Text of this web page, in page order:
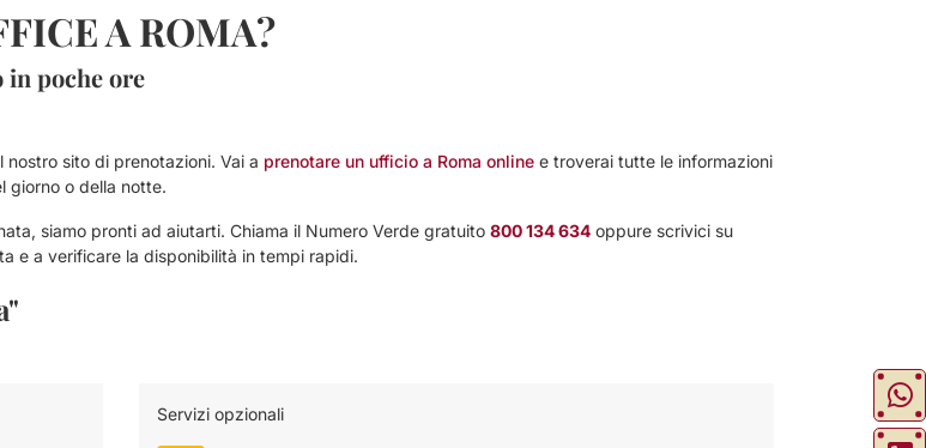
A ROMA?
in poche ore
sito di prenotazioni. Vai a prenotare un ufficio a Roma online e troverai tutte le informazioni
giorno o della notte.
siamo pronti ad aiutarti. Chiama il Numero Verde gratuito 800 134 634 oppure scrivici su
e a verificare la disponibilità in tempi rapidi.
Servizi opzionali